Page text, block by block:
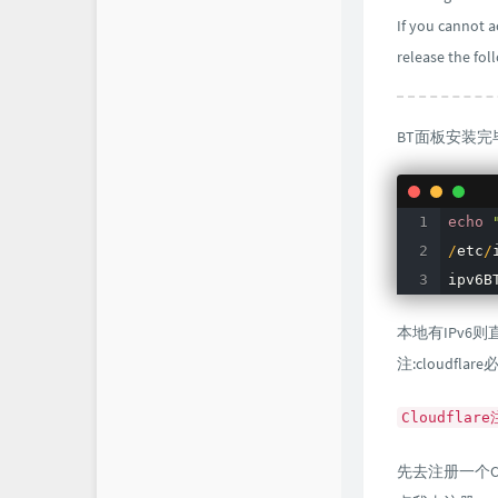
If you cannot
release the
BT面板安装
echo
/etc/
本地有IPv6则
注:cloudflare
Cloudflare
先去注册一个